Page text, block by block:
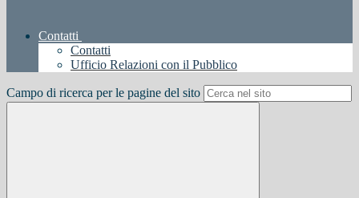
Contatti
Contatti
Ufficio Relazioni con il Pubblico
Campo di ricerca per le pagine del sito